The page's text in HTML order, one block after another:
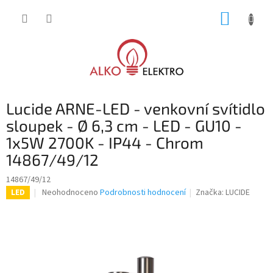
Lucide ARNE-LED - venkovní svítidlo
sloupek - Ø 6,3 cm - LED - GU10 -
1x5W 2700K - IP44 - Chrom
14867/49/12
14867/49/12
LED
Průměrné
Neohodnoceno Podrobnosti hodnocení Značka:LUCIDE